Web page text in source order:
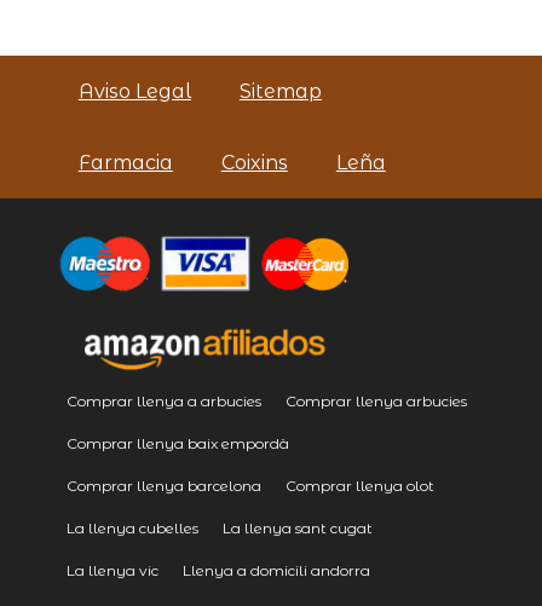
Aviso Legal Sitemap
Farmacia Coixins Leña
Comprar llenya a arbucies Comprar llenya arbucies
Comprar llenya baix empordà
Comprar llenya barcelona Comprar llenya olot
La llenya cubelles La llenya sant cugat
La llenya vic Llenya a domicili andorra